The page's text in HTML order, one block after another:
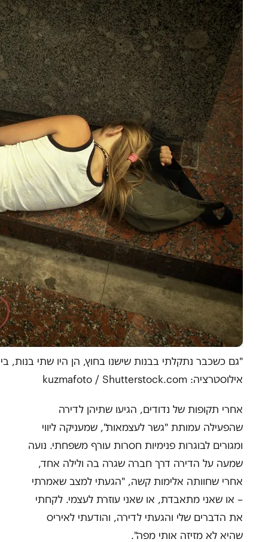
"גם כשכבר נתקלתי בבנות שישנו בחוץ, הן היו שתי בנות,
אילוסטרציה: kuzmafoto / Shutterstock.com
אחרי תקופות של נדודים, הגיעו שתיהן לדירה
שהפעילה עמותת "גשר לעצמאות", שמעניקה ליווי
ומגורים לבוגרות פנימיות חסרות עורף משפחתי. נועה
שמעה על הדירה דרך חברה שגרה בה ולילה אחד,
אחרי שחוותה אלימות קשה, "הגעתי למצב שאמרתי
– או שאני מתאבדת, או שאני עוזרת לעצמי. לקחתי
את הדברים שלי והגעתי לדירה, והודעתי לאיריס
שהיא לא מזיזה אותי מפה".